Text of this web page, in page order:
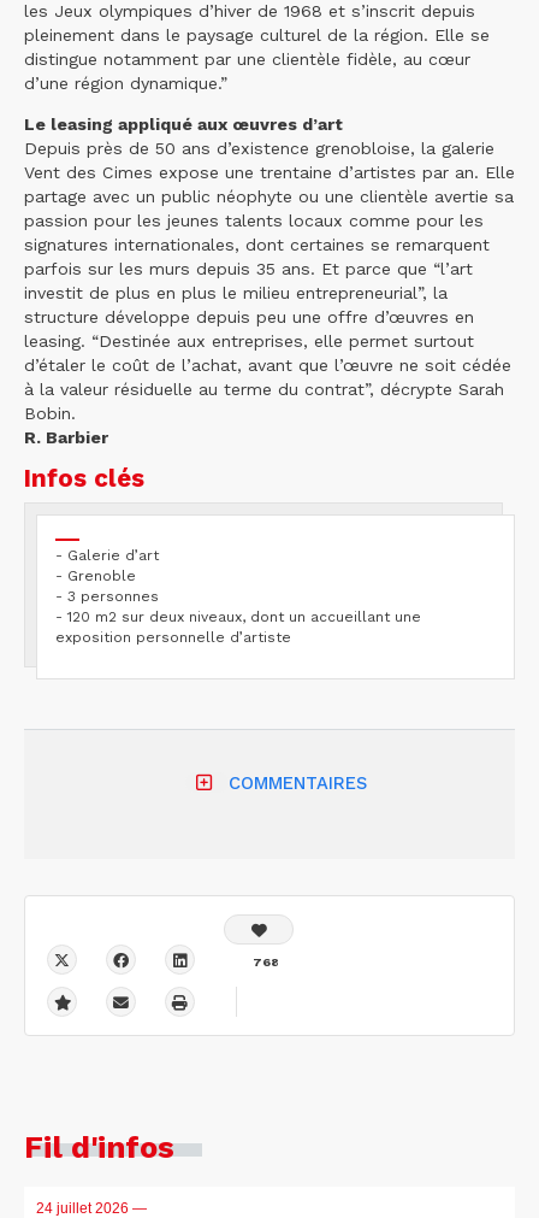
les Jeux olympiques d’hiver de 1968 et s’inscrit depuis
pleinement dans le paysage culturel de la région. Elle se
distingue notamment par une clientèle fidèle, au cœur
d’une région dynamique.”
Le leasing appliqué aux œuvres d’art
Depuis près de 50 ans d’existence grenobloise, la galerie
Vent des Cimes expose une trentaine d’artistes par an. Elle
partage avec un public néophyte ou une clientèle avertie sa
passion pour les jeunes talents locaux comme pour les
signatures internationales, dont certaines se remarquent
parfois sur les murs depuis 35 ans. Et parce que “l’art
investit de plus en plus le milieu entrepreneurial”, la
structure développe depuis peu une offre d’œuvres en
leasing. “Destinée aux entreprises, elle permet surtout
d’étaler le coût de l’achat, avant que l’œuvre ne soit cédée
à la valeur résiduelle au terme du contrat”, décrypte Sarah
Bobin.
R. Barbier
Infos clés
- Galerie d’art
- Grenoble
- 3 personnes
- 120 m2 sur deux niveaux, dont un accueillant une
exposition personnelle d’artiste
COMMENTAIRES
768
Fil d'infos
24 juillet 2026 —